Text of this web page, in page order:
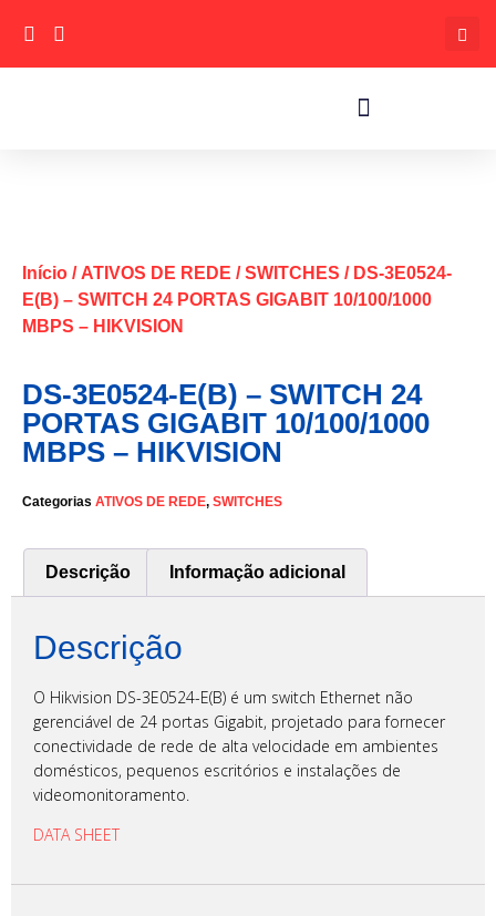
Início / ATIVOS DE REDE /SWITCHES / DS-3E0524-
E(B) – SWITCH 24 PORTAS GIGABIT 10/100/1000
MBPS – HIKVISION
DS-3E0524-E(B) – SWITCH 24
PORTAS GIGABIT 10/100/1000
MBPS – HIKVISION
Categorias ATIVOS DE REDE, SWITCHES
Descrição Informação adicional
Descrição
O Hikvision DS-3E0524-E(B) é um switch Ethernet não
gerenciável de 24 portas Gigabit, projetado para fornecer
conectividade de rede de alta velocidade em ambientes
domésticos, pequenos escritórios e instalações de
videomonitoramento.​
DATA SHEET